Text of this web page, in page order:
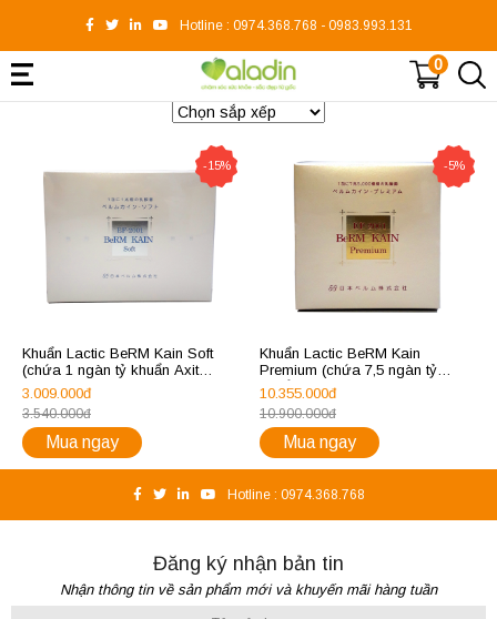
Hotline : 0974.368.768 - 0983.993.131
0
-15%
Khuẩn Lactic BeRM Kain Soft
(chứa 1 ngàn tỷ khuẩn Axit
lactic)
3.009.000đ
3.540.000đ
Mua ngay
-5%
Khuẩn Lactic BeRM Kain
Premium (chứa 7,5 ngàn tỷ
khuẩn axit lactic)
10.355.000đ
10.900.000đ
Mua ngay
Hotline : 0974.368.768
Đăng ký nhận bản tin
Nhận thông tin về sản phẩm mới và khuyến mãi hàng tuần